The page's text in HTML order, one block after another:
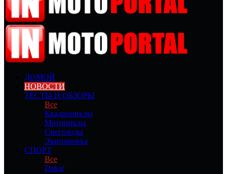
ДОМОЙ
НОВОСТИ
ТЕСТЫ И ОБЗОРЫ
Все
Квадроциклы
Мотоциклы
Снегоходы
Экипировка
СПОРТ
Все
Dakar